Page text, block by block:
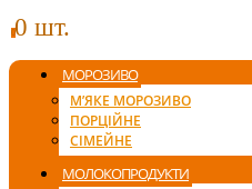
00 шт.
МОРОЗИВО
М’ЯКЕ МОРОЗИВО
ПОРЦІЙНЕ
СІМЕЙНЕ
МОЛОКОПРОДУКТИ